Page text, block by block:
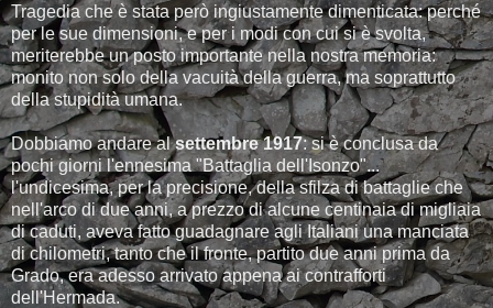
Tragedia che è stata però ingiustamente dimenticata: perché
per le sue dimensioni, e per i modi con cui si è svolta,
meriterebbe un posto importante nella nostra memoria:
monito non solo della vacuità della guerra, ma soprattutto
della stupidità umana.
Dobbiamo andare alsettembre 1917: si è conclusa da
pochi giorni l'ennesima "Battaglia dell'Isonzo"...
l'undicesima, per la precisione, della sfilza di battaglie che
nell'arco di due anni, a prezzo di alcune centinaia di migliaia
di caduti, aveva fatto guadagnare agli Italiani una manciata
di chilometri, tanto che il fronte, partito due anni prima da
Grado, era adesso arrivato appena ai contrafforti
dell'Hermada.